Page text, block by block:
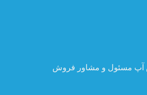
آپ مسئول و مشاور فروش